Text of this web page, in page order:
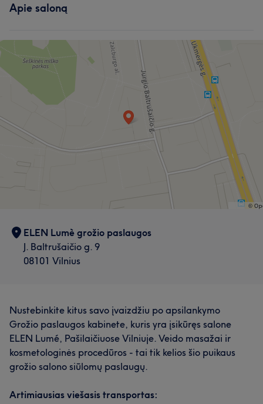
Apie saloną
ELEN Lumè grožio paslaugos
J. Baltrušaičio g. 9
08101 Vilnius
Nustebinkite kitus savo įvaizdžiu po apsilankymo
Grožio paslaugos kabinete, kuris yra įsikūręs salone
ELEN Lumé, Pašilaičiuose Vilniuje. Veido masažai ir
kosmetologinės procedūros - tai tik kelios šio puikaus
grožio salono siūlomų paslaugų.
Artimiausias viešasis transportas: